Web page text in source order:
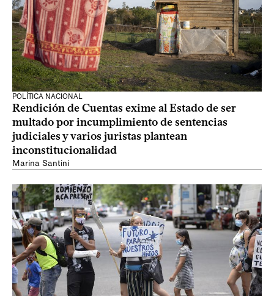
POLÍTICA NACIONAL
Rendición de Cuentas exime al Estado de ser
multado por incumplimiento de sentencias
judiciales y varios juristas plantean
inconstitucionalidad
Marina Santini